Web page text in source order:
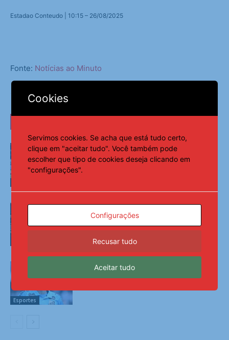
Estadao Conteudo | 10:15 – 26/08/2025
Fonte: Notícias ao Minuto
Maiores campeões, Cruzeiro e Grêmio
vão às quartas da Copa do Brasil
CBF reforça paralisação das
competições durante Copa Feminina
em 2027
Esportes
Confusão em Belém amplia polêmicas
Cookies
Servimos cookies. Se acha que está tudo certo,
clique em "aceitar tudo". Você também pode
escolher que tipo de cookies deseja clicando em
"configurações".
Configurações
Recusar tudo
Aceitar tudo